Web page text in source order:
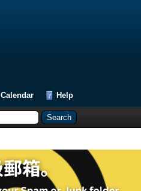
Calendar Help